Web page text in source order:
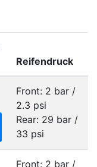
Reifendruck
Front: 2 bar /
2.3 psi
Rear: 29 bar /
33 psi
Front: 2 bar /